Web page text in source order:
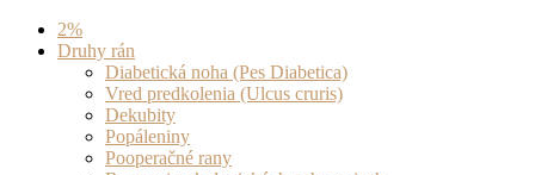
Preskočiť
2%
Druhy rán
Diabetická noha (Pes Diabetica)
Vred predkolenia (Ulcus cruris)
Dekubity
Popáleniny
Pooperačné rany